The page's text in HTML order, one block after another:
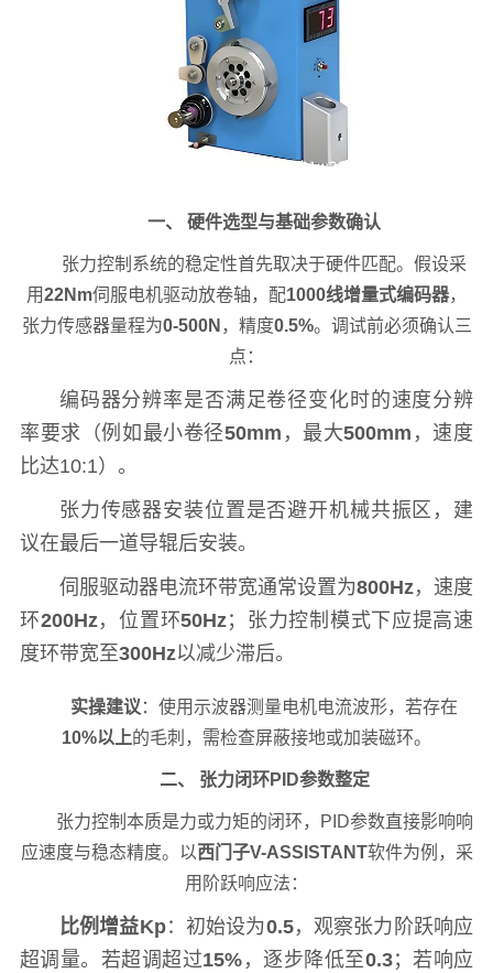
一、 硬件选型与基础参数确认
张力控制系统的稳定性首先取决于硬件匹配。假设采
用22Nm伺服电机驱动放卷轴，配1000线增量式编码器，
张力传感器量程为0-500N ，精度0.5%。调试前必须确认三
点：
编码器分辨率是否满足卷径变化时的速度分辨
率要求（例如最小卷径50mm ，最大500mm ，速度
比达10:1）。
张力传感器安装位置是否避开机械共振区，建
议在最后一道导辊后安装。
伺服驱动器电流环带宽通常设置为800Hz，速度
环200Hz，位置环50Hz；张力控制模式下应提高速
度环带宽至300Hz以减少滞后。
实操建议 ：使用示波器测量电机电流波形，若存在
10%以上的毛刺，需检查屏蔽接地或加装磁环。
二、 张力闭环PID参数整定
张力控制本质是力或力矩的闭环，PID参数直接影响响
应速度与稳态精度。以西门子V-ASSISTANT软件为例，采
用阶跃响应法：
比例增益Kp：初始设为0.5，观察张力阶跃响应
超调量。若超调超过15% ，逐步降低至0.3；若响应